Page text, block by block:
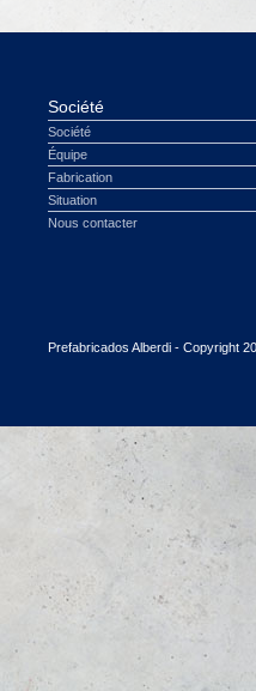
Société
Société
Équipe
Fabrication
Situation
Nous contacter
Prefabricados Alberdi - Copyright